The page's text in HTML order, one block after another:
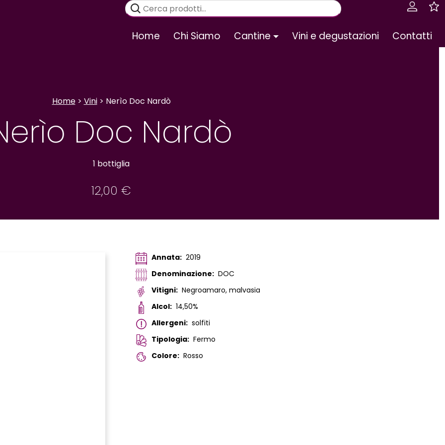
Cerca:
Home Chi Siamo Cantine Vini e degustazioni Contatti
Home> Vini> Nerìo Doc Nardò
Doc Nardò
1 bottiglia
12,00 €
Annata: 2019
Denominazione: DOC
Vitigni: Negroamaro, malvasia
Alcol: 14,50%
Allergeni: solfiti
Tipologia: Fermo
Colore: Rosso